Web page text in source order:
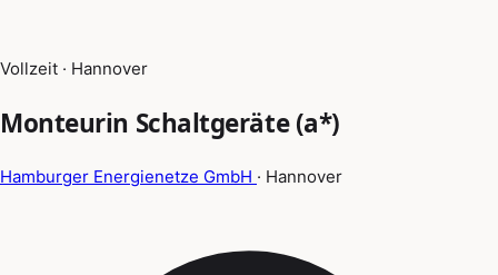
Vollzeit · Hannover
Monteurin Schaltgeräte (a*)
Hamburger Energienetze GmbH · Hannover